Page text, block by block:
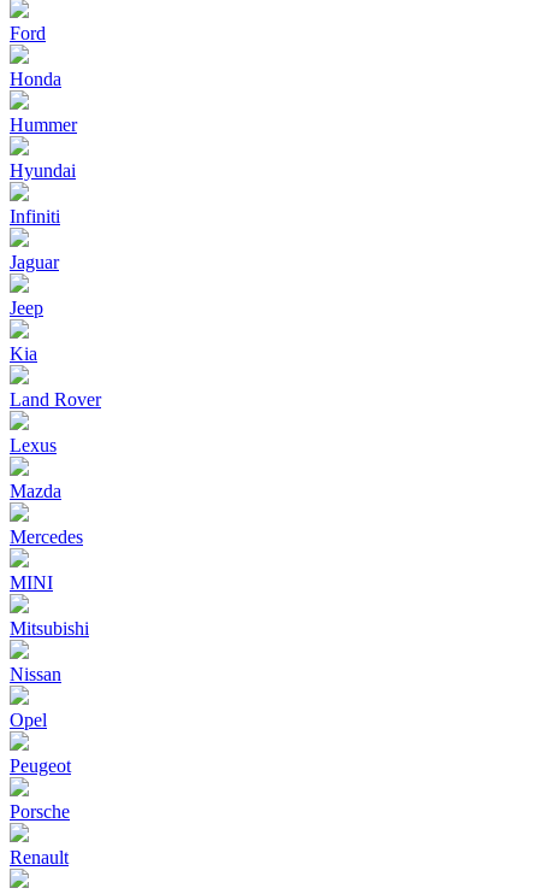
Ford
Honda
Hummer
Hyundai
Infiniti
Jaguar
Jeep
Kia
Land Rover
Lexus
Mazda
Mercedes
MINI
Mitsubishi
Nissan
Opel
Peugeot
Porsche
Renault